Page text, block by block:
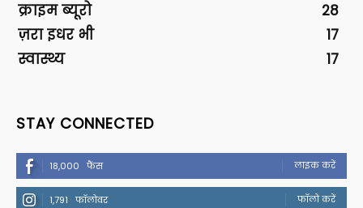
क्राइम ब्यूरो
28
ज़रा इधर भी
17
स्वास्थ्य
17
STAY CONNECTED
18,000 फैंस लाइक करें
1,791 फॉलोवर फॉलो करें